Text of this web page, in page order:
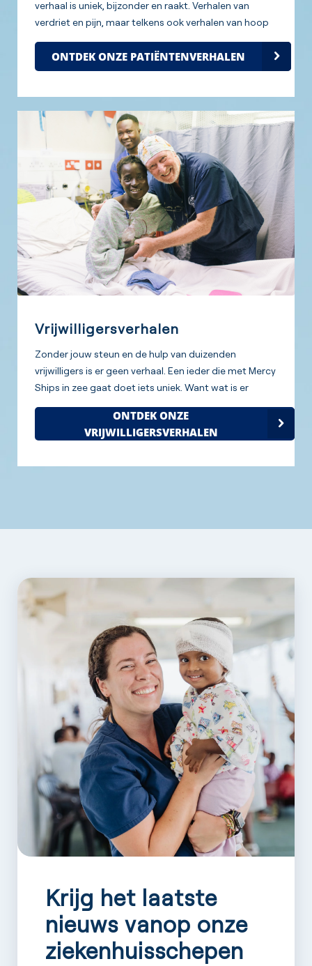
verhaal is uniek, bijzonder en raakt. Verhalen van
verdriet en pijn, maar telkens ook verhalen van hoop
patiënten.
ONTDEK ONZE PATIËNTENVERHALEN
Vrijwilligersverhalen
Zonder jouw steun en de hulp van duizenden
vrijwilligers is er geen verhaal. Een ieder die met Mercy
Ships in zee gaat doet iets uniek. Want wat is er
ONTDEK ONZE
VRIJWILLIGERSVERHALEN
Krijg het laatste
nieuws vanop onze
ziekenhuisschepen